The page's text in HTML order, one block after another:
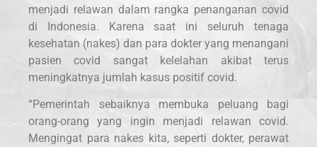
menjadi relawan dalam rangka penanganan covid
di Indonesia. Karena saat ini seluruh tenaga
kesehatan (nakes) dan para dokter yang menangani
pasien covid sangat kelelahan akibat terus
meningkatnya jumlah kasus positif covid.
“Pemerintah sebaiknya membuka peluang bagi
orang-orang yang ingin menjadi relawan covid.
Mengingat para nakes kita, seperti dokter, perawat